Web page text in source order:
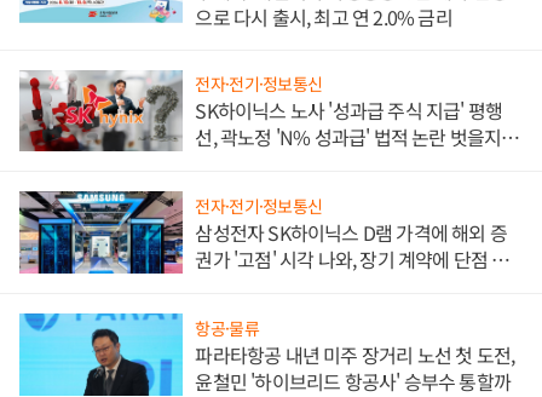
으로 다시 출시, 최고 연 2.0% 금리
전자·전기·정보통신
SK하이닉스 노사 '성과급 주식 지급' 평행
선, 곽노정 'N% 성과급' 법적 논란 벗을지 주
전자·전기·정보통신
삼성전자 SK하이닉스 D램 가격에 해외 증
권가 '고점' 시각 나와, 장기 계약에 단점 부
항공·물류
파라타항공 내년 미주 장거리 노선 첫 도전,
윤철민 '하이브리드 항공사' 승부수 통할까